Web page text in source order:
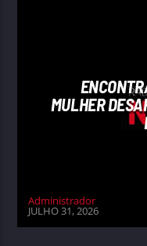
MULHER
Administrador
JULHO 31, 2026